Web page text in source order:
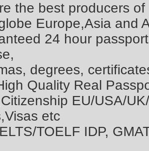
the best producers
Europe,Asia and
24 hour
degrees,
Quality Real
EU/USA/
etc
TOELF IDP,